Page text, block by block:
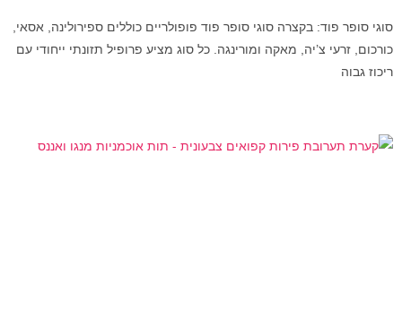
סוגי סופר פוד: בקצרה סוגי סופר פוד פופולריים כוללים ספירולינה, אסאי,
כורכום, זרעי צ’יה, מאקה ומורינגה. כל סוג מציע פרופיל תזונתי ייחודי עם
ריכוז גבוה